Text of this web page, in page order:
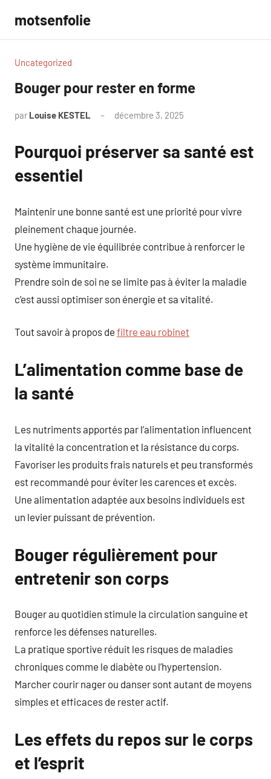
contenu
motsenfolie
Uncategorized
Bouger pour rester en forme
par Louise KESTEL décembre 3, 2025
Pourquoi préserver sa santé est
essentiel
Maintenir une bonne santé est une priorité pour vivre
pleinement chaque journée.
Une hygiène de vie équilibrée contribue à renforcer le
système immunitaire.
Prendre soin de soi ne se limite pas à éviter la maladie
c’est aussi optimiser son énergie et sa vitalité.
Tout savoir à propos de filtre eau robinet
L’alimentation comme base de
la santé
Les nutriments apportés par l’alimentation influencent
la vitalité la concentration et la résistance du corps.
Favoriser les produits frais naturels et peu transformés
est recommandé pour éviter les carences et excès.
Une alimentation adaptée aux besoins individuels est
un levier puissant de prévention.
Bouger régulièrement pour
entretenir son corps
Bouger au quotidien stimule la circulation sanguine et
renforce les défenses naturelles.
La pratique sportive réduit les risques de maladies
chroniques comme le diabète ou l’hypertension.
Marcher courir nager ou danser sont autant de moyens
simples et efficaces de rester actif.
Les effets du repos sur le corps
et l’esprit